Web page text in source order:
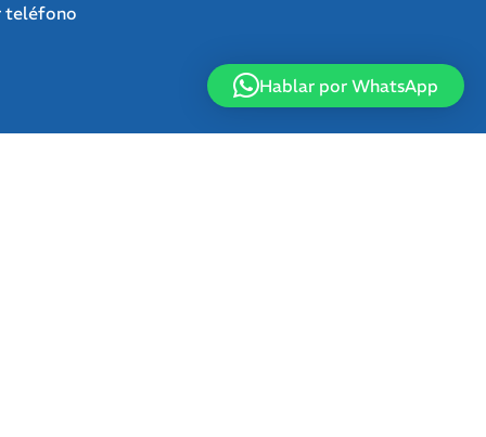
teléfono
Hablar por WhatsApp